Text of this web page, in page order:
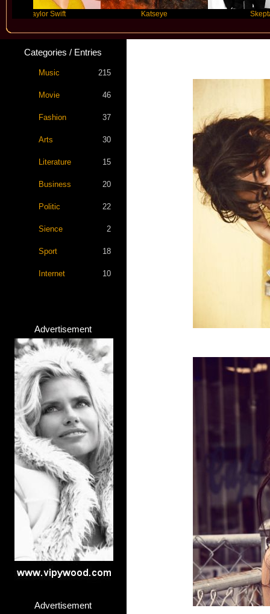
Categories / Entries
Music 215
Movie 46
Fashion 37
Arts 30
Literature 15
Business 20
Politic 22
Sience 2
Sport 18
Internet 10
Advertisement
Advertisement